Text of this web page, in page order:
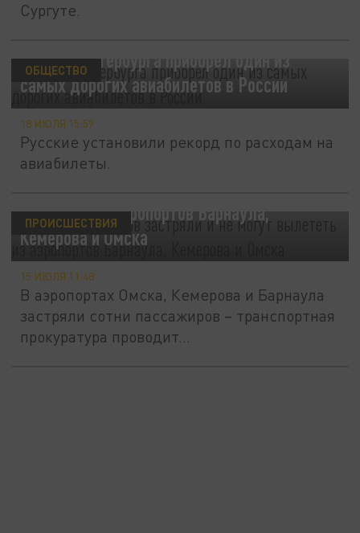
Сургуте.
Житель Петербурга приобрел один из
самых дорогих авиабилетов в России
ОБЩЕСТВО
18 ИЮЛЯ 15:59
Русские установили рекорд по расходам на
авиабилеты.
вылететь из аэропортов Барнаула,
Кемерова и Омска
ПРОИСШЕСТВИЯ
15 ИЮЛЯ 11:48
В аэропортах Омска, Кемерова и Барнаула
застряли сотни пассажиров – транспортная
прокуратура проводит...